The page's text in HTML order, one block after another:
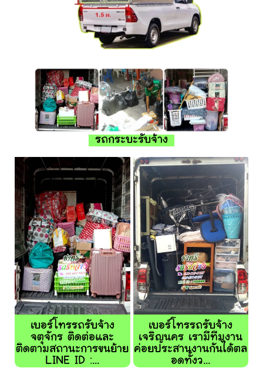
รถกระบะรับจ้าง
เบอร์โทรรถรับจ้าง
จตุจักร ติดต่อและ
ติดตามสถานะการขนย้าย
LINE ID :...
เบอร์โทรรถรับจ้าง
เจริญนคร เรามีทีมงาน
ค่อยประสานงานกันได้ตล
อดทั้งว...